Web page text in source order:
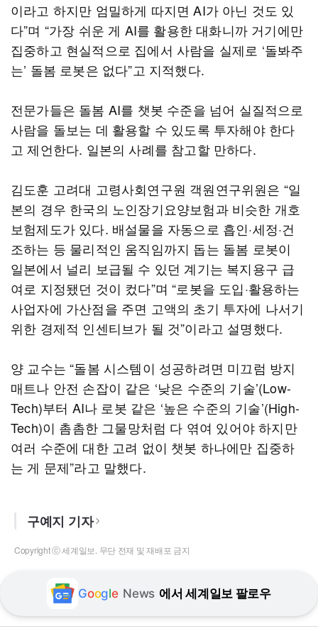
이라고 하지만 엄밀하게 따지면 AI가 아닌 것도 있
다”며 “가장 쉬운 게 AI를 활용한 대화니까 거기에만
집중하고 현실적으로 집에서 사람을 실제로 ‘돌봐주
는’ 돌봄 로봇은 없다”고 지적했다.
전문가들은 돌봄 AI를 챗봇 수준을 넘어 실질적으로
사람을 돌보는 데 활용할 수 있도록 투자해야 한다
고 제언한다. 일본의 사례를 참고할 만하다.
김도훈 고려대 고령사회연구원 객원연구위원은 “일
본의 경우 한국의 노인장기요양보험과 비슷한 개호
보험제도가 있다. 배설물을 자동으로 흡인·세정·건
조하는 등 물리적인 움직임까지 돕는 돌봄 로봇이
일본에서 널리 보급될 수 있던 계기는 복지용구 급
여로 지정됐던 것이 컸다”며 “로봇을 도입·활용하는
사업자에 가산점을 주면 고액의 초기 투자에 나서기
위한 경제적 인센티브가 될 것”이라고 설명했다.
양 교수는 “돌봄 시스템이 성공하려면 미끄럼 방지
매트나 안전 손잡이 같은 ‘낮은 수준의 기술’(Low-
Tech)부터 AI나 로봇 같은 ‘높은 수준의 기술’(High-
Tech)이 촘촘한 그물망처럼 다 엮여 있어야 하지만
여러 수준에 대한 고려 없이 챗봇 하나에만 집중하
는 게 문제”라고 말했다.
구예지 기자
Copyright ⓒ 세계일보. 무단 전재 및 재배포 금지
Google News 에서 세계일보 팔로우